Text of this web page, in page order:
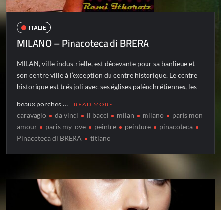
ITALIE
MILANO – Pinacoteca di BRERA
MILAN, ville industrielle, est décevante pour sa banlieue et
son centre ville à l’exception du centre historique. Le centre
historique est trés joli avec ses églises paléochrétiennes, les
beaux porches … READ MORE
caravagio da vinci il bacci milan milano
paris mon
amour
paris my love peintre peinture
pinacoteca
Pinacoteca di BRERA
titiano